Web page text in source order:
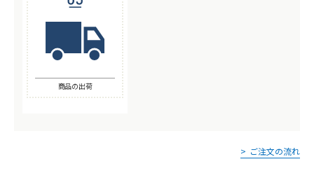
商品の出荷
ご注文の流れ